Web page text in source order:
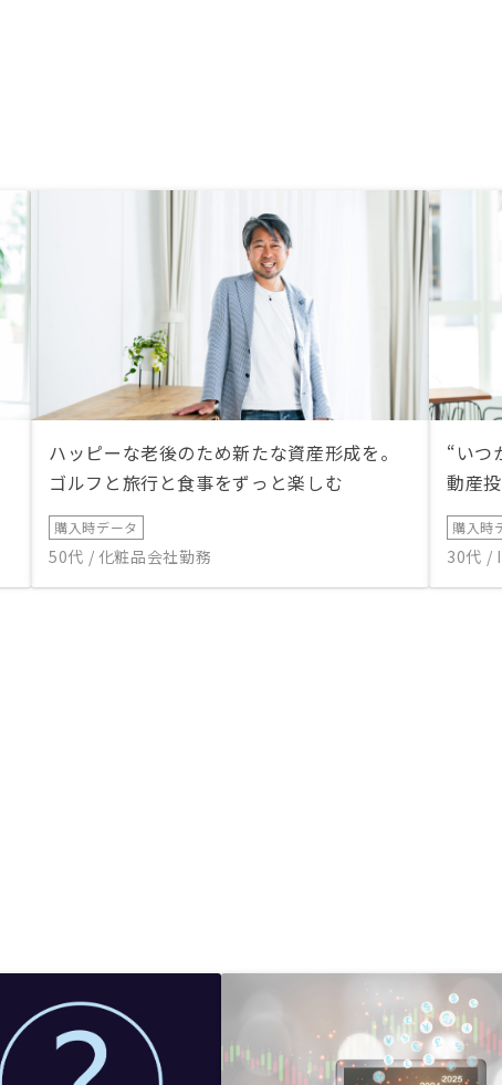
ハッピーな老後のため新たな資産形成を。
ゴルフと旅行と食事をずっと楽しむ
購入時データ
50代 / 化粧品会社勤務
“いつ
動産
購入時
30代 /